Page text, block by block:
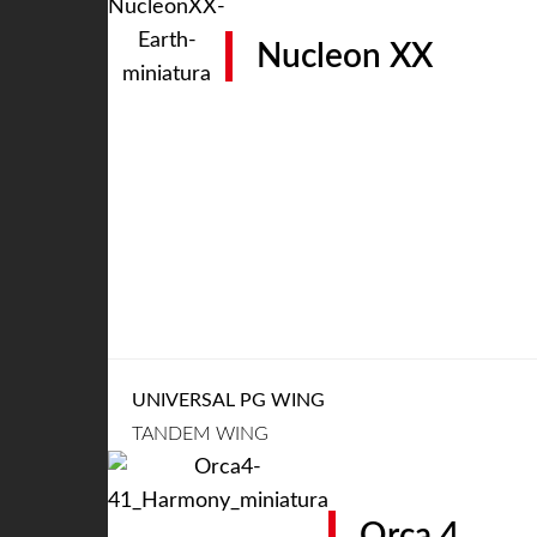
Nucleon XX
UNIVERSAL PG WING
TANDEM WING